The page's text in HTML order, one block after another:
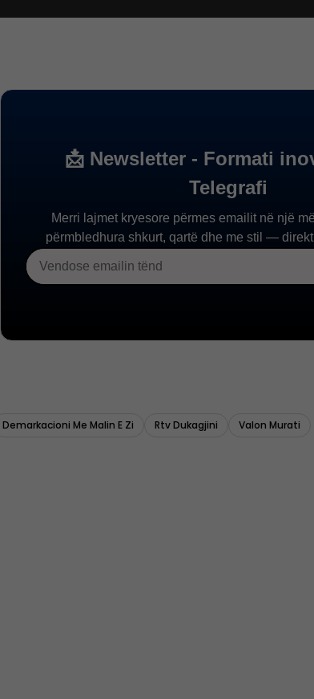
Demarkacioni Me Malin E Zi Rtv Dukagjini Valon Murati